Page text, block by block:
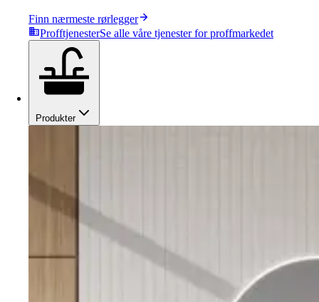
Finn nærmeste rørlegger
ProfftjenesterSe alle våre tjenester for proffmarkedet
Produkter